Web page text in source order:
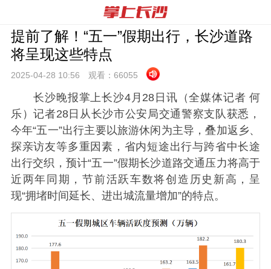
提前了解！“五一”假期出行，长沙道路
将呈现这些特点
2025-04-28 10:56 观看： 66055
长沙晚报掌上长沙4月28日讯（全媒体记者 何
乐）记者28日从长沙市公安局交通警察支队获悉，
今年“五一”出行主要以旅游休闲为主导，叠加返乡、
探亲访友等多重因素，省内短途出行与跨省中长途
出行交织，预计“五一”假期长沙道路交通压力将高于
近两年同期，节前活跃车数将创造历史新高，呈
现“拥堵时间延长、进出城流量增加”的特点。